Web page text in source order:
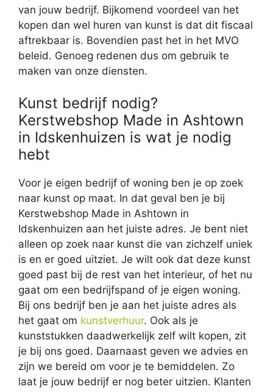
van jouw bedrijf. Bijkomend voordeel van het
kopen dan wel huren van kunst is dat dit fiscaal
aftrekbaar is. Bovendien past het in het MVO
beleid. Genoeg redenen dus om gebruik te
maken van onze diensten.
Kunst bedrijf nodig?
Kerstwebshop Made in Ashtown
in Idskenhuizen is wat je nodig
hebt
Voor je eigen bedrijf of woning ben je op zoek
naar kunst op maat. In dat geval ben je bij
Kerstwebshop Made in Ashtown in
Idskenhuizen aan het juiste adres. Je bent niet
alleen op zoek naar kunst die van zichzelf uniek
is en er goed uitziet. Je wilt ook dat deze kunst
goed past bij de rest van het interieur, of het nu
gaat om een bedrijfspand of je eigen woning.
Bij ons bedrijf ben je aan het juiste adres als
het gaat om kunstverhuur. Ook als je
kunststukken daadwerkelijk zelf wilt kopen, zit
je bij ons goed. Daarnaast geven we advies en
zijn we bereid om voor je te bemiddelen. Zo
laat je jouw bedrijf er nog beter uitzien. Klanten